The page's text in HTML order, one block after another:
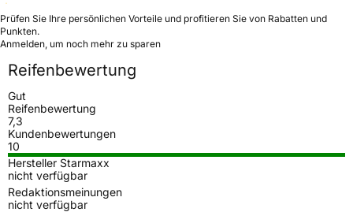
Prüfen Sie Ihre persönlichen Vorteile und profitieren Sie von Rabatten und
Punkten.
Anmelden, um noch mehr zu sparen
Reifenbewertung
Gut
Reifenbewertung
7,3
Kundenbewertungen
10
Hersteller Starmaxx
nicht verfügbar
Redaktionsmeinungen
nicht verfügbar